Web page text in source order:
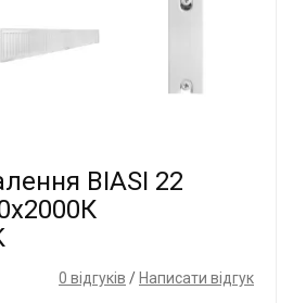
BIASI 22
0 відгуків / Написати відгук